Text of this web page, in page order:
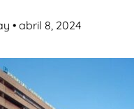
abril 8, 2024